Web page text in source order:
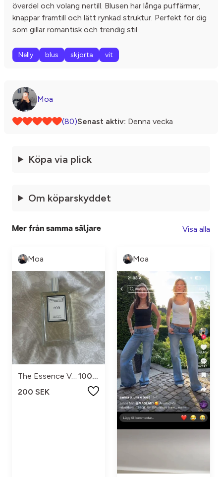
överdel och volang nertill. Blusen har långa puffärmar,
knappar framtill och lätt rynkad struktur. Perfekt för dig
som gillar romantisk och trendig stil.
Nelly blus skjorta vit
Moa
(80)Senast aktiv: Denna vecka
Köpa via plick
Om köparskyddet
Mer från samma säljare Visa alla
Moa
The Essence Vault
100ml
200 SEK
Moa